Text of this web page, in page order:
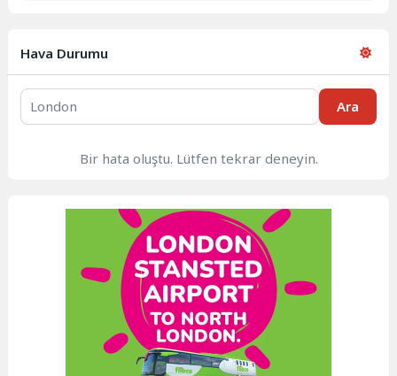
Hava Durumu
Ara
Bir hata oluştu. Lütfen tekrar deneyin.